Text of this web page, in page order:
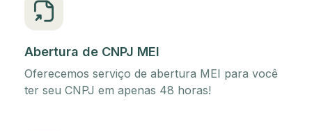
Abertura de CNPJ MEI
Oferecemos serviço de abertura MEI para você
ter seu CNPJ em apenas 48 horas!